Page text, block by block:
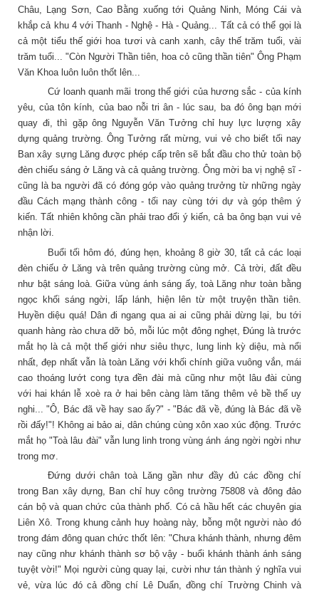
Châu, Lạng Sơn, Cao Bằng xuống tới Quảng Ninh, Móng Cái và
khắp cả khu 4 với Thanh - Nghệ - Hà - Quảng... Tất cả có thể gọi là
cả một tiểu thế giới hoa tươi và canh xanh, cây thế trăm tuổi, vài
trăm tuổi... "Còn Người Thần tiên, hoa cỏ cũng thần tiên" Ông Phạm
Văn Khoa luôn luôn thốt lên...
Cứ loanh quanh mãi trong thế giới của hương sắc - của kính
yêu, của tôn kính, của bao nỗi tri ân - lúc sau, ba đó ông bạn mới
quay đi, thì gặp ông Nguyễn Văn Tưởng chỉ huy lực lượng xây
dựng quảng trường. Ông Tưởng rất mừng, vui vẻ cho biết tối nay
Ban xây sựng Lăng được phép cấp trên sẽ bắt đầu cho thử toàn bộ
đèn chiếu sáng ở Lăng và cả quảng trường. Ông mời ba vị nghệ sĩ -
cũng là ba người đã có đóng góp vào quảng trưởng từ những ngày
đầu Cách mạng thành công - tối nay cùng tới dự và góp thêm ý
kiến. Tất nhiên không cần phải trao đổi ý kiến, cả ba ông bạn vui vẻ
nhận lời.
Buổi tối hôm đó, đúng hẹn, khoảng 8 giờ 30, tất cả các loại
đèn chiếu ở Lăng và trên quảng trường cùng mở. Cả trời, đất đều
như bật sáng loà. Giữa vùng ánh sáng ấy, toà Lăng như toàn bằng
ngọc khối sáng ngời, lấp lánh, hiện lên từ một truyện thần tiên.
Huyền diệu quá! Dân đi ngang qua ai ai cũng phải dừng lại, bu tới
quanh hàng rào chưa dỡ bỏ, mỗi lúc một đông nghẹt, Đúng là trước
mắt họ là cả một thế giới như siêu thực, lung linh kỳ diệu, mà nổi
nhất, đẹp nhất vẫn là toàn Lăng với khối chính giữa vuông vắn, mái
cao thoáng lướt cong tựa đền đài mà cũng như một lâu đài cùng
với hai khán lễ xoè ra ở hai bên càng làm tăng thêm vẻ bề thế uy
nghi... "Ô, Bác đã về hay sao ấy?" - "Bác đã về, đúng là Bác đã về
rồi đấy!"! Không ai bảo ai, dân chúng cùng xôn xao xúc động. Trước
mắt họ "Toà lâu đài" vẫn lung linh trong vùng ánh áng ngời ngời như
trong mơ.
Đứng dưới chân toà Lăng gần như đầy đủ các đồng chí
trong Ban xây dựng, Ban chỉ huy công trường 75808 và đông đảo
cán bộ và quan chức của thành phố. Có cả hầu hết các chuyên gia
Liên Xô. Trong khung cảnh huy hoàng này, bỗng một người nào đó
trong đám đông quan chức thốt lên: "Chưa khánh thành, nhưng đêm
nay cũng như khánh thành sơ bộ vậy - buổi khánh thành ánh sáng
tuyệt vời!" Mọi người cùng quay lại, cười như tán thành ý nghĩa vui
vẻ, vừa lúc đó cả đồng chí Lê Duẩn, đồng chí Trường Chinh và